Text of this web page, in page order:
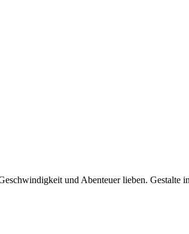
und Abenteuer lieben. Gestalte